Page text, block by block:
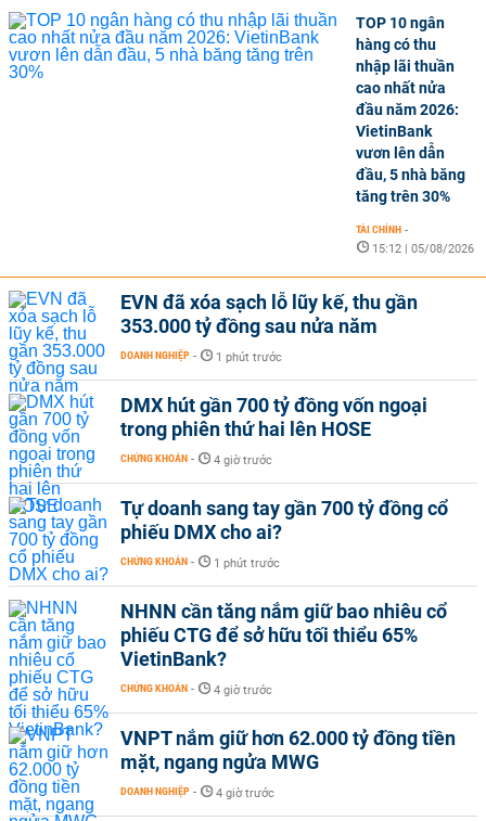
TOP 10 ngân
hàng có thu
nhập lãi thuần
cao nhất nửa
đầu năm 2026:
VietinBank
vươn lên dẫn
đầu, 5 nhà băng
tăng trên 30%
TÀI CHÍNH -
15:12 | 05/08/2026
EVN đã xóa sạch lỗ lũy kế, thu gần
353.000 tỷ đồng sau nửa năm
DOANH NGHIỆP - 1 phút trước
DMX hút gần 700 tỷ đồng vốn ngoại
trong phiên thứ hai lên HOSE
CHỨNG KHOÁN - 4 giờ trước
Tự doanh sang tay gần 700 tỷ đồng cổ
phiếu DMX cho ai?
CHỨNG KHOÁN - 1 phút trước
NHNN cần tăng nắm giữ bao nhiêu cổ
phiếu CTG để sở hữu tối thiểu 65%
VietinBank?
CHỨNG KHOÁN - 4 giờ trước
VNPT nắm giữ hơn 62.000 tỷ đồng tiền
mặt, ngang ngửa MWG
DOANH NGHIỆP - 4 giờ trước